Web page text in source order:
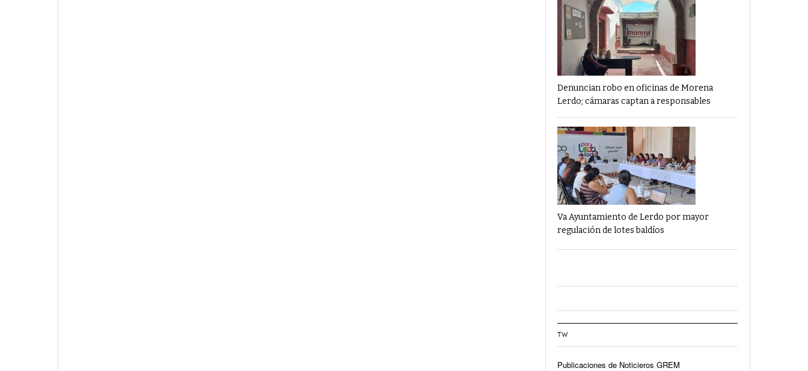
Denuncian robo en oficinas de Morena
Lerdo; cámaras captan a responsables
Va Ayuntamiento de Lerdo por mayor
regulación de lotes baldíos
TW
Publicaciones de Noticieros GREM